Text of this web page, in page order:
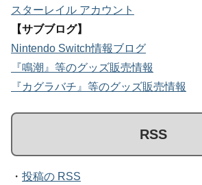
スターレイル アカウント
【サブブログ】
Nintendo Switch情報ブログ
『鳴潮』等のグッズ販売情報
『カグラバチ』等のグッズ販売情報
RSS
・ 投稿の RSS